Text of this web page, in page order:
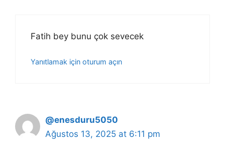
Fatih bey bunu çok sevecek
Yanıtlamak için oturum açın
@enesduru5050
Ağustos 13, 2025 at 6:11 pm